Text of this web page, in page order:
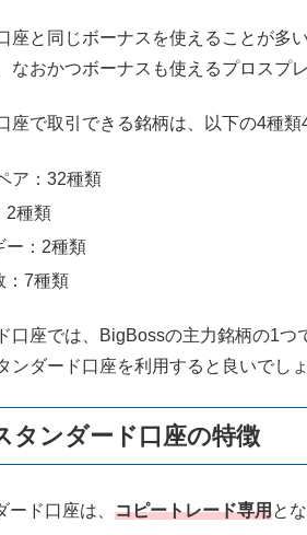
座と同じボーナスを使えることが多
なおかつボーナスも使えるプロスプ
座で取引できる銘柄は、以下の4種類
ア：32種類
2種類
ー：2種類
：7種類
口座では、BigBossの主力銘柄の1
ンダード口座を利用すると良いでしょ
タンダード口座の特徴
ード口座は、 コピートレード専用と